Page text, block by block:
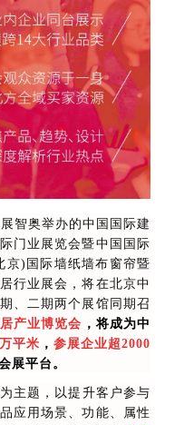
奥举办的中国国际建
门业展览会暨中国国际
京)国际墙纸墙布窗帘暨
行业展会，将在北京中
、二期两个展馆同期召
产业博览会 ，将成为中
平米 ， 参展企业超2000
展平台。
题，以提升客户参与
应用场景、功能、属性